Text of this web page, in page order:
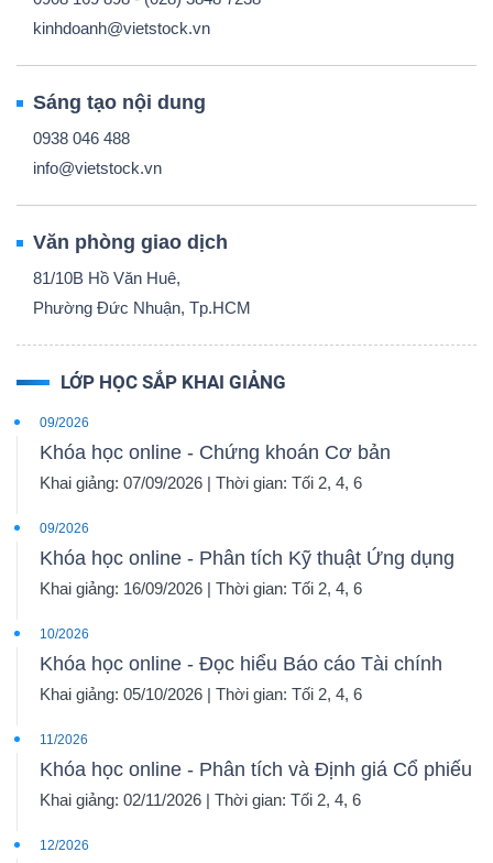
kinhdoanh@vietstock.vn
Sáng tạo nội dung
0938 046 488
info@vietstock.vn
Văn phòng giao dịch
81/10B Hồ Văn Huê,
Phường Đức Nhuận, Tp.HCM
LỚP HỌC SẮP KHAI GIẢNG
09/2026
Khóa học online - Chứng khoán Cơ bản
Khai giảng: 07/09/2026 | Thời gian: Tối 2, 4, 6
09/2026
Khóa học online - Phân tích Kỹ thuật Ứng dụng
Khai giảng: 16/09/2026 | Thời gian: Tối 2, 4, 6
10/2026
Khóa học online - Đọc hiểu Báo cáo Tài chính
Khai giảng: 05/10/2026 | Thời gian: Tối 2, 4, 6
11/2026
Khóa học online - Phân tích và Định giá Cổ phiếu
Khai giảng: 02/11/2026 | Thời gian: Tối 2, 4, 6
12/2026